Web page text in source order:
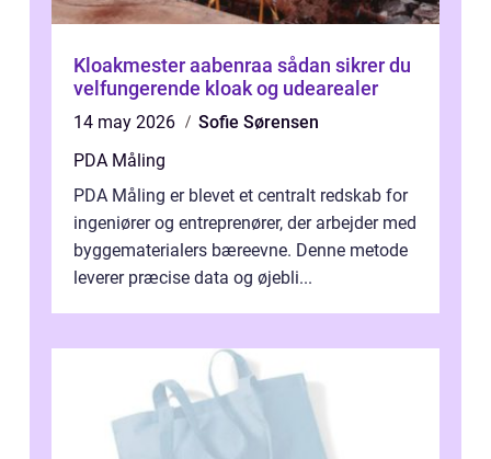
Kloakmester aabenraa sådan sikrer du
velfungerende kloak og udearealer
14 may 2026
Sofie Sørensen
PDA Måling
PDA Måling er blevet et centralt redskab for
ingeniører og entreprenører, der arbejder med
byggematerialers bæreevne. Denne metode
leverer præcise data og øjebli...